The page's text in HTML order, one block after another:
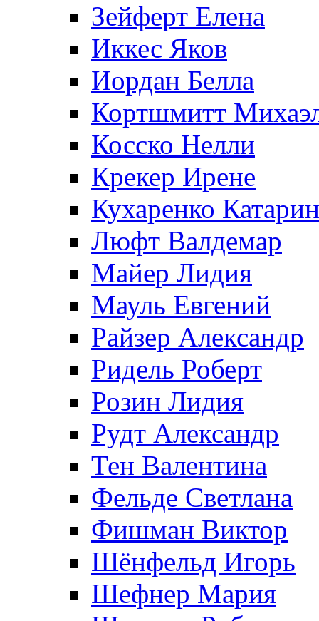
Зейферт Елена
Иккес Яков
Иордан Белла
Кортшмитт
Косско Нелли
Крекер Ирене
Кухаренко
Люфт Валдемaр
Майер Лидия
Мауль Евгений
Райзер Александр
Ридель Роберт
Розин Лидия
Рудт Александр
Тен Валентина
Фельде Светлана
Фишман Виктор
Шёнфельд Игорь
Шефнер Мария